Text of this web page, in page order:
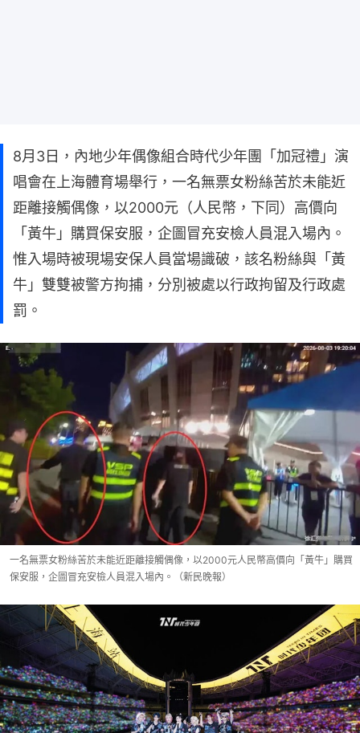
8月3日，內地少年偶像組合時代少年團「加冠禮」演
唱會在上海體育場舉行，一名無票女粉絲苦於未能近
距離接觸偶像，以2000元（人民幣，下同）高價向
「黃牛」購買保安服，企圖冒充安檢人員混入場內。
惟入場時被現場安保人員當場識破，該名粉絲與「黃
牛」雙雙被警方拘捕，分別被處以行政拘留及行政處
罰。
一名無票女粉絲苦於未能近距離接觸偶像，以2000元人民幣高價向「黃牛」購買
保安服，企圖冒充安檢人員混入場內。（新民晚報）